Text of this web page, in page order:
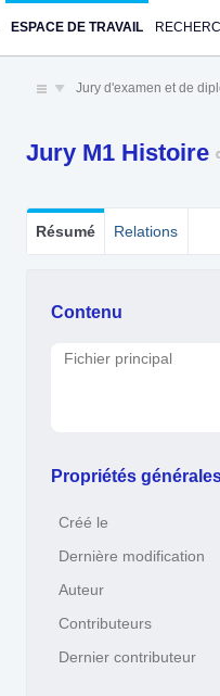
ESPACE DE TRAVAIL
Jury d'examen et de
Jury M1 Histoire
Résumé Relations
Contenu
Fichier principal
Propriétés
Créé le
Dernière modification
Auteur
Contributeurs
Dernier contributeur